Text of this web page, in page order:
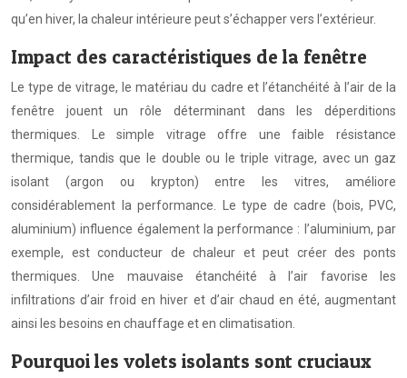
qu’en hiver, la chaleur intérieure peut s’échapper vers l’extérieur.
Impact des caractéristiques de la fenêtre
Le type de vitrage, le matériau du cadre et l’étanchéité à l’air de la
fenêtre jouent un rôle déterminant dans les déperditions
thermiques. Le simple vitrage offre une faible résistance
thermique, tandis que le double ou le triple vitrage, avec un gaz
isolant (argon ou krypton) entre les vitres, améliore
considérablement la performance. Le type de cadre (bois, PVC,
aluminium) influence également la performance : l’aluminium, par
exemple, est conducteur de chaleur et peut créer des ponts
thermiques. Une mauvaise étanchéité à l’air favorise les
infiltrations d’air froid en hiver et d’air chaud en été, augmentant
ainsi les besoins en chauffage et en climatisation.
Pourquoi les volets isolants sont cruciaux